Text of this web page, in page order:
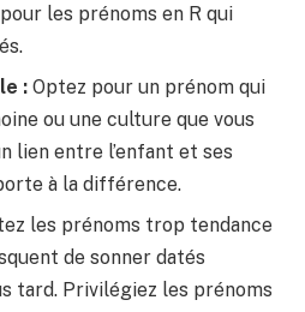
les prénoms en R qui
: Optez pour un prénom qui
ou une culture que vous
lien entre l’enfant et ses
à la différence.
les prénoms trop tendance
de sonner datés
tard. Privilégiez les prénoms